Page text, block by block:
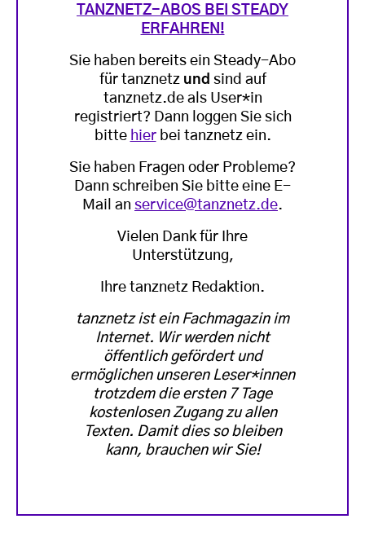
TANZNETZ-ABOS BEI STEADY
ERFAHREN!
Sie haben bereits ein Steady-Abo
für tanznetz und sind auf
tanznetz.de als User*in
registriert? Dann loggen Sie sich
bitte hierbei tanznetz ein.
Sie haben Fragen oder Probleme?
Dann schreiben Sie bitte eine E-
Mail an service@tanznetz.de.
Vielen Dank für Ihre
Unterstützung,
Ihre tanznetz Redaktion.
tanznetz ist ein Fachmagazin im
Internet. Wir werden nicht
öffentlich gefördert und
ermöglichen unseren Leser*innen
trotzdem die ersten 7 Tage
kostenlosen Zugang zu allen
Texten. Damit dies so bleiben
kann, brauchen wir Sie!